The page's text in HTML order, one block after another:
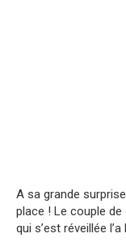
A sa grande
place ! Le couple de
qui s’est réveillée